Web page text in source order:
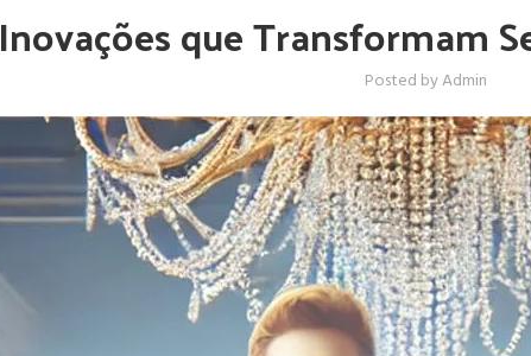
Inovações que Transformam
Posted byAdmin